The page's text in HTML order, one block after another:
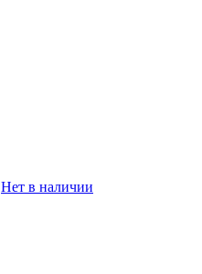
Нет в наличии